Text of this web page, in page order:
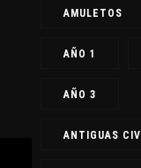
AMULETOS
AÑO 1
AÑO 3
ANTIGUAS